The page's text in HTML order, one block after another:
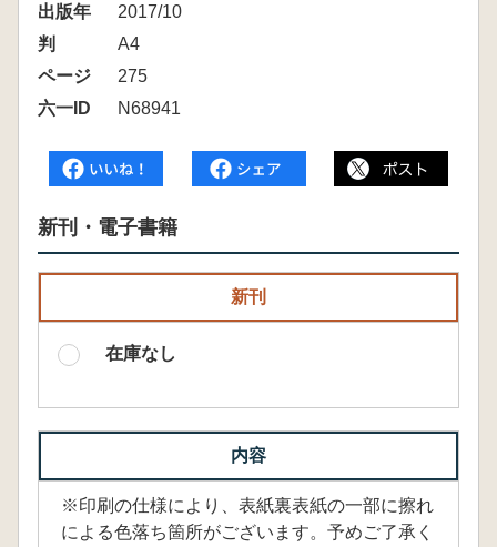
出版年
2017/10
判
A4
ページ
275
六一ID
N68941
新刊・電子書籍
新刊
在庫なし
内容
※印刷の仕様により、表紙裏表紙の一部に擦れ
による色落ち箇所がございます。予めご了承く